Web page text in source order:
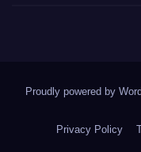
Proudly powered by
Privacy Policy